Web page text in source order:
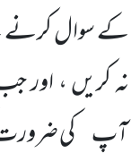
کے سوال کرنے
نہ کریں ، اور
آپ کی ضرورت کی